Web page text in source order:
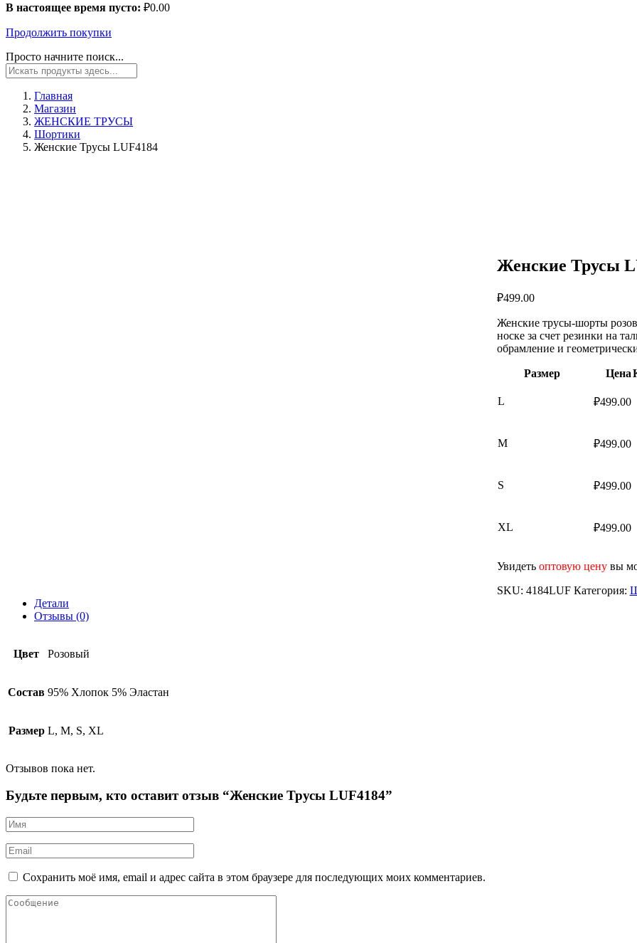
В настоящее время пусто: ₽0.00
Продолжить покупки
Просто начните поиск...
Главная
Магазин
ЖЕНСКИЕ ТРУСЫ
Шортики
Женские Трусы LUF4184
Женские Трусы
₽499.00
Женские трусы-шорты
носке за счет резинки на
обрамление и
Размер Цена
L ₽499.00
M ₽499.00
S ₽499.00
XL ₽499.00
Увидеть оптовую ценувы
SKU: 4184LUF Категория:
Детали
Отзывы (0)
Цвет Розовый
Состав 95% Хлопок 5% Эластан
Размер L, M, S, XL
Отзывов пока нет.
Будьте первым, кто оставит отзыв “Женские Трусы LUF4184”
Сохранить моё имя, email и адрес сайта в этом браузере для последующих моих комментариев.